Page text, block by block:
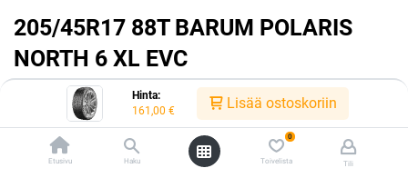
Hinta:
161,00 € Lisää ostoskoriin
Etusivu Haku
0
Toivelista Tili
205/45R17 88T BARUM POLARIS
NORTH 6 XL EVC
Continentalin Euroopassa valmistama Barum Polaris 6
on keskihintainen tuote pohjoismaiden talviolosuhteisiin.
4024063008458 Tuotekoodi:241730
Tällä tuotteella ei ole kelvollista yhdistelmää.